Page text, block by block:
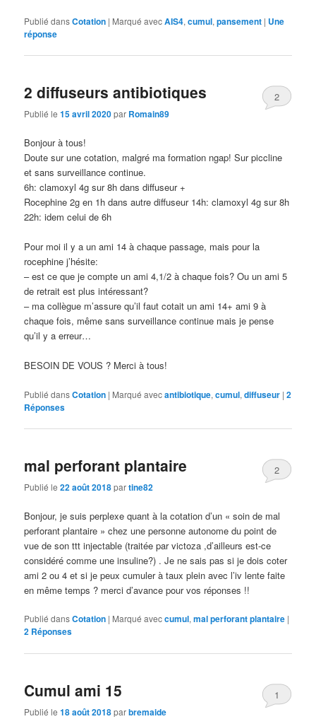
Publié dansCotation | Marqué avecAIS4,cumul,pansement | Une
réponse
2 diffuseurs antibiotiques
Publié le15 avril 2020par Romain89
2
Bonjour à tous!
Doute sur une cotation, malgré ma formation ngap! Sur piccline
et sans surveillance continue.
6h: clamoxyl 4g sur 8h dans diffuseur +
Rocephine 2g en 1h dans autre diffuseur 14h: clamoxyl 4g sur 8h
22h: idem celui de 6h
Pour moi il y a un ami 14 à chaque passage, mais pour la
rocephine j’hésite:
– est ce que je compte un ami 4,1/2 à chaque fois? Ou un ami 5
de retrait est plus intéressant?
– ma collègue m’assure qu’il faut cotait un ami 14+ ami 9 à
chaque fois, même sans surveillance continue mais je pense
qu’il y a erreur…
BESOIN DE VOUS ? Merci à tous!
Publié dansCotation | Marqué avecantibiotique,cumul,diffuseur |2
Réponses
mal perforant plantaire
Publié le22 août 2018partine82
2
Bonjour, je suis perplexe quant à la cotation d’un « soin de mal
perforant plantaire » chez une personne autonome du point de
vue de son ttt injectable (traitée par victoza ,d’ailleurs est-ce
considéré comme une insuline?) . Je ne sais pas si je dois coter
ami 2 ou 4 et si je peux cumuler à taux plein avec l’iv lente faite
en même temps ? merci d’avance pour vos réponses !!
Publié dansCotation | Marqué aveccumul,mal perforant plantaire |
2 Réponses
Cumul ami 15
Publié le18 août 2018parbremaide
1